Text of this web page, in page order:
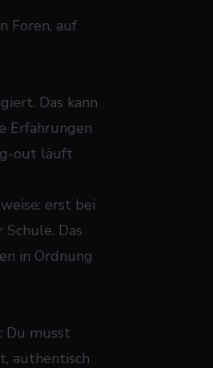
Foren, auf
Das kann
Erfahrungen
out läuft
erst bei
Das
in Ordnung
Du musst
authentisch